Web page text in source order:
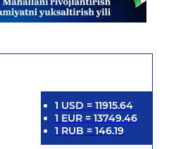
1 USD = 11915.64
1 EUR= 13749.46
1 RUB = 146.19